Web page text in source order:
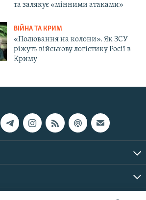
та залякує «мінними атаками»
ВІЙНА ТА КРИМ
«Полювання на колони». Як ЗСУ
ріжуть військову логістику Росії в
Криму